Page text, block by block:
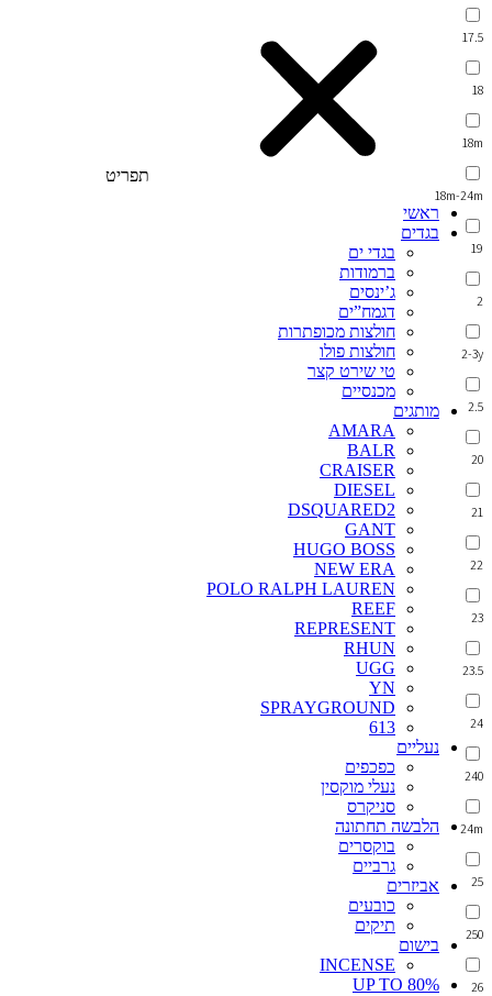
17.5
18
18m
18m-24m
19
2
2-3y
2.5
20
21
22
23
23.5
24
240
24m
25
250
26
תפריט
ראשי
בגדים
בגדי ים
ברמודות
ג’ינסים
דגמח”ים
חולצות מכופתרות
חולצות פולו
טי שירט קצר
מכנסיים
מותגים
AMARA
BALR
CRAISER
DIESEL
DSQUARED2
GANT
HUGO BOSS
NEW ERA
POLO RALPH LAUREN
REEF
REPRESENT
RHUN
UGG
YN
SPRAYGROUND
613
נעליים
כפכפים
נעלי מוקסין
סניקרס
הלבשה תחתונה
בוקסרים
גרביים
אביזרים
כובעים
תיקים
בישום
INCENSE
UP TO 80%